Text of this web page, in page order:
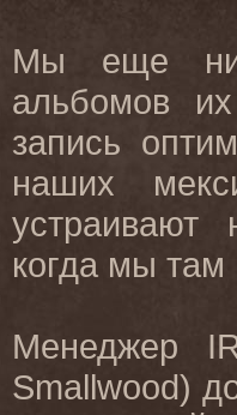
Мы еще
альбомов
запись
наших
устраивают
когда мы там
Менеджер
Smallwood)